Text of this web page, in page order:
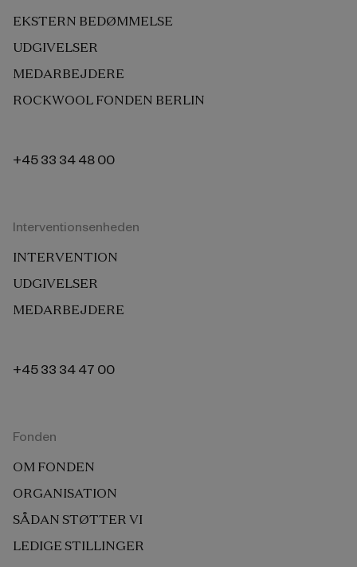
EKSTERN BEDØMMELSE
UDGIVELSER
MEDARBEJDERE
ROCKWOOL FONDEN BERLIN
+45 33 34 48 00
Interventionsenheden
INTERVENTION
UDGIVELSER
MEDARBEJDERE
+45 33 34 47 00
Fonden
OM FONDEN
ORGANISATION
SÅDAN STØTTER VI
LEDIGE STILLINGER